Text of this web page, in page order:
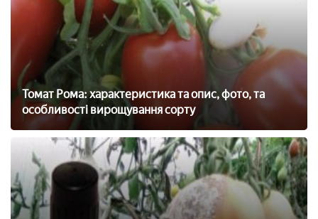
Томат Рома: характеристика та опис, фото, та
особливості вирощування сорту